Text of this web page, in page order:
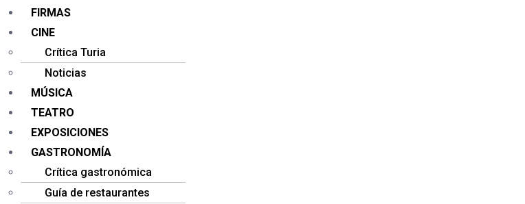
FIRMAS
CINE
Crítica Turia
Noticias
MÚSICA
TEATRO
EXPOSICIONES
GASTRONOMÍA
Crítica gastronómica
Guía de restaurantes